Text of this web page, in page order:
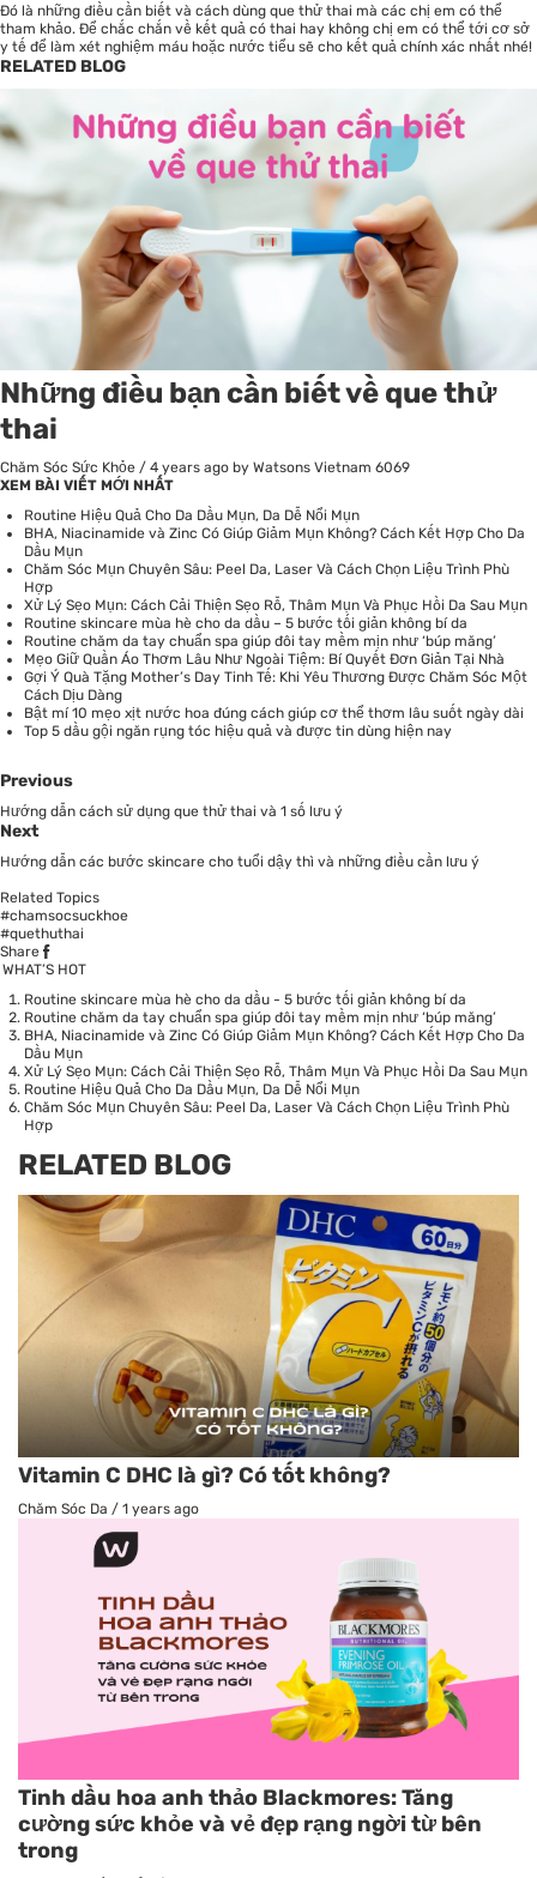
Đó là những điều cần biết và cách dùng que thử thai mà các chị em có thể
tham khảo. Để chắc chắn về kết quả có thai hay không chị em có thể tới cơ sở
y tế để làm xét nghiệm máu hoặc nước tiểu sẽ cho kết quả chính xác nhất nhé!
RELATED BLOG
Những điều bạn cần biết về que thử
thai
Chăm Sóc Sức Khỏe / 4 years ago by Watsons Vietnam 6069
XEM BÀI VIẾT MỚI NHẤT
Routine Hiệu Quả Cho Da Dầu Mụn, Da Dễ Nổi Mụn
BHA, Niacinamide và Zinc Có Giúp Giảm Mụn Không? Cách Kết Hợp Cho Da
Dầu Mụn
Chăm Sóc Mụn Chuyên Sâu: Peel Da, Laser Và Cách Chọn Liệu Trình Phù
Hợp
Xử Lý Sẹo Mụn: Cách Cải Thiện Sẹo Rỗ, Thâm Mụn Và Phục Hồi Da Sau Mụn
Routine skincare mùa hè cho da dầu – 5 bước tối giản không bí da
Routine chăm da tay chuẩn spa giúp đôi tay mềm mịn như ‘búp măng’
Mẹo Giữ Quần Áo Thơm Lâu Như Ngoài Tiệm: Bí Quyết Đơn Giản Tại Nhà
Gợi Ý Quà Tặng Mother’s Day Tinh Tế: Khi Yêu Thương Được Chăm Sóc Một
Cách Dịu Dàng
Bật mí 10 mẹo xịt nước hoa đúng cách giúp cơ thể thơm lâu suốt ngày dài
Top 5 dầu gội ngăn rụng tóc hiệu quả và được tin dùng hiện nay
Previous
Hướng dẫn cách sử dụng que thử thai và 1 số lưu ý
Next
Hướng dẫn các bước skincare cho tuổi dậy thì và những điều cần lưu ý
Related Topics
#chamsocsuckhoe
#quethuthai
Share
WHAT’S HOT
Routine skincare mùa hè cho da dầu - 5 bước tối giản không bí da
Routine chăm da tay chuẩn spa giúp đôi tay mềm mịn như ‘búp măng’
BHA, Niacinamide và Zinc Có Giúp Giảm Mụn Không? Cách Kết Hợp Cho Da
Dầu Mụn
Xử Lý Sẹo Mụn: Cách Cải Thiện Sẹo Rỗ, Thâm Mụn Và Phục Hồi Da Sau Mụn
Routine Hiệu Quả Cho Da Dầu Mụn, Da Dễ Nổi Mụn
Chăm Sóc Mụn Chuyên Sâu: Peel Da, Laser Và Cách Chọn Liệu Trình Phù
Hợp
RELATED BLOG
Vitamin C DHC là gì? Có tốt không?
Chăm Sóc Da / 1 years ago
Tinh dầu hoa anh thảo Blackmores: Tăng
cường sức khỏe và vẻ đẹp rạng ngời từ bên
trong